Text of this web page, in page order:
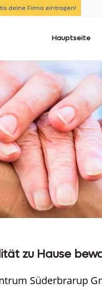
deine Firma eintragen!
Hauptseite
zu Hause
Süderbrarup